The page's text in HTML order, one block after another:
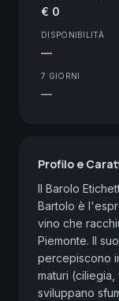
€ 0
DISPONIBILITÀ
—
7 GIORNI
—
Profilo e
Il Barolo
Bartolo è
vino che
Piemonte. Il
percepiscono
maturi
sviluppano